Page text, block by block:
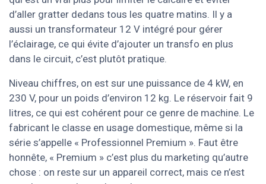
d’aller gratter dedans tous les quatre matins. Il y a
aussi un transformateur 12 V intégré pour gérer
l’éclairage, ce qui évite d’ajouter un transfo en plus
dans le circuit, c’est plutôt pratique.
Niveau chiffres, on est sur une puissance de 4 kW, en
230 V, pour un poids d’environ 12 kg. Le réservoir fait 9
litres, ce qui est cohérent pour ce genre de machine. Le
fabricant le classe en usage domestique, même si la
série s’appelle « Professionnel Premium ». Faut être
honnête, « Premium » c’est plus du marketing qu’autre
chose : on reste sur un appareil correct, mais ce n’est